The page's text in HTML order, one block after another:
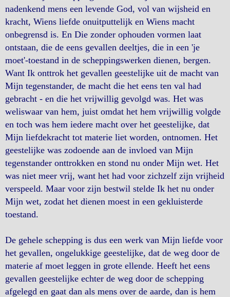
nadenkend mens een levende God, vol van wijsheid en
kracht, Wiens liefde onuitputtelijk en Wiens macht
onbegrensd is. En Die zonder ophouden vormen laat
ontstaan, die de eens gevallen deeltjes, die in een 'je
moet'-toestand in de scheppingswerken dienen, bergen.
Want Ik onttrok het gevallen geestelijke uit de macht van
Mijn tegenstander, de macht die het eens ten val had
gebracht - en die het vrijwillig gevolgd was. Het was
weliswaar van hem, juist omdat het hem vrijwillig volgde
en toch was hem iedere macht over het geestelijke, dat
Mijn liefdekracht tot materie liet worden, ontnomen. Het
geestelijke was zodoende aan de invloed van Mijn
tegenstander onttrokken en stond nu onder Mijn wet. Het
was niet meer vrij, want het had voor zichzelf zijn vrijheid
verspeeld. Maar voor zijn bestwil stelde Ik het nu onder
Mijn wet, zodat het dienen moest in een gekluisterde
toestand.
De gehele schepping is dus een werk van Mijn liefde voor
het gevallen, ongelukkige geestelijke, dat de weg door de
materie af moet leggen in grote ellende. Heeft het eens
gevallen geestelijke echter de weg door de schepping
afgelegd en gaat dan als mens over de aarde, dan is hem